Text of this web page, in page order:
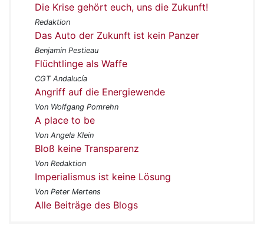
Die Krise gehört euch, uns die Zukunft!
Redaktion
Das Auto der Zukunft ist kein Panzer
Benjamin Pestieau
Flüchtlinge als Waffe
CGT Andalucía
Angriff auf die Energiewende
Von Wolfgang Pomrehn
A place to be
Von Angela Klein
Bloß keine Transparenz
Von Redaktion
Imperialismus ist keine Lösung
Von Peter Mertens
Alle Beiträge des Blogs